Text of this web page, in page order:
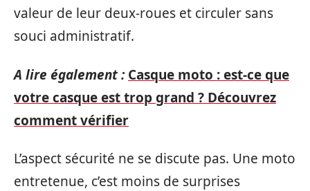
valeur de leur deux-roues et circuler sans
souci administratif.
A lire également : Casque moto : est-ce que
votre casque est trop grand ? Découvrez
comment vérifier
L’aspect sécurité ne se discute pas. Une moto
entretenue, c’est moins de surprises